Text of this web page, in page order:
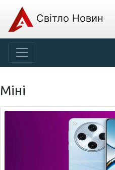
Світло Новин
Міні